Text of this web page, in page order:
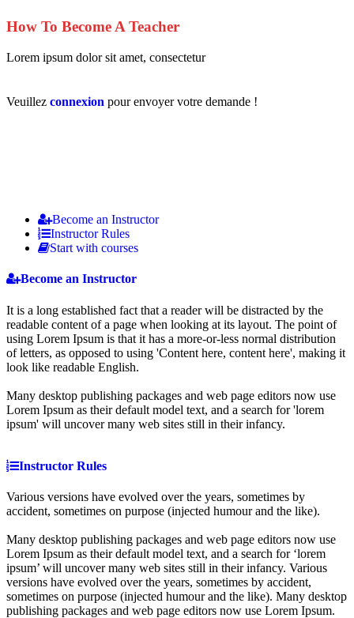
How To Become A Teacher
Lorem ipsum dolor sit amet, consectetur
Veuillez connexion pour envoyer votre demande !
Become an Instructor
Instructor Rules
Start with courses
Become an Instructor
It is a long established fact that a reader will be distracted by the
readable content of a page when looking at its layout. The point of
using Lorem Ipsum is that it has a more-or-less normal distribution
of letters, as opposed to using 'Content here, content here', making it
look like readable English.
Many desktop publishing packages and web page editors now use
Lorem Ipsum as their default model text, and a search for 'lorem
ipsum' will uncover many web sites still in their infancy.
Instructor Rules
Various versions have evolved over the years, sometimes by
accident, sometimes on purpose (injected humour and the like).
Many desktop publishing packages and web page editors now use
Lorem Ipsum as their default model text, and a search for ‘lorem
ipsum’ will uncover many web sites still in their infancy. Various
versions have evolved over the years, sometimes by accident,
sometimes on purpose (injected humour and the like). Many desktop
publishing packages and web page editors now use Lorem Ipsum.